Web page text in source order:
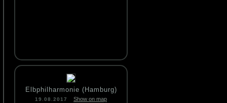
Elbphilharmonie (Hamburg)
19.08.2017 Show on map